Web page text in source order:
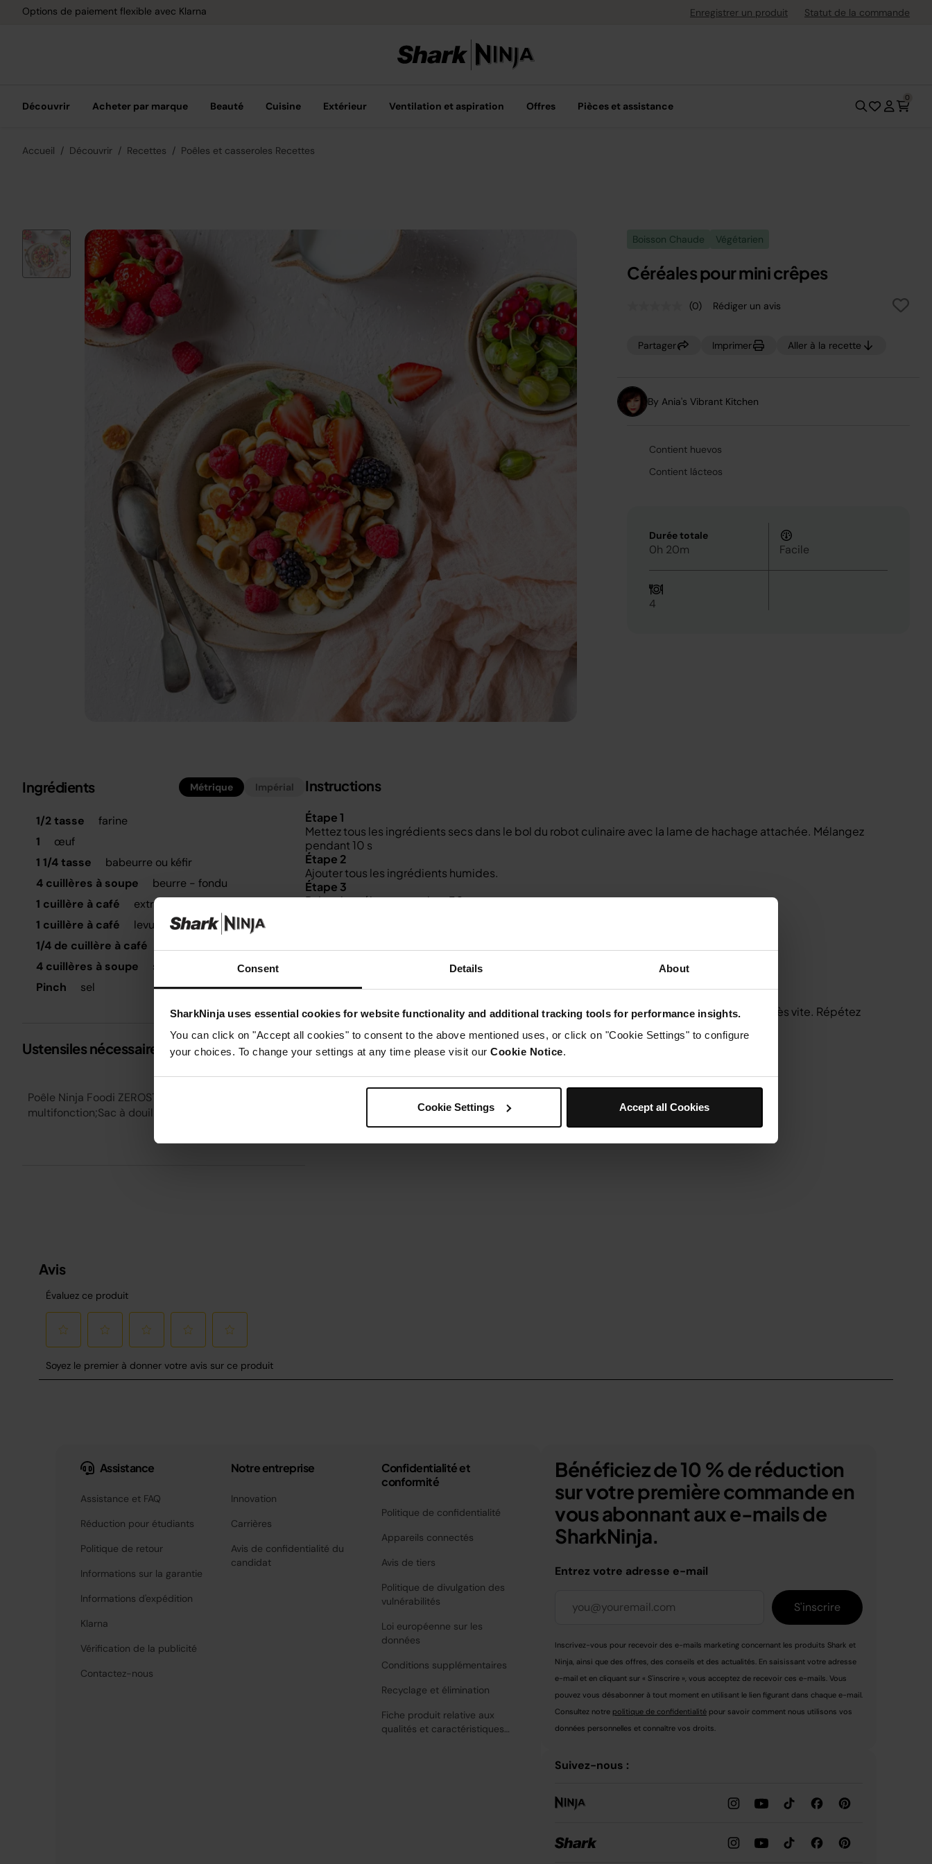
Consent Details About
SharkNinja uses essential cookies for website functionality and additional tracking tools for performance insights.
You can click on "Accept all cookies" to consent to the above mentioned uses, or click on "Cookie Settings" to configure
your choices. To change your settings at any time please visit our Cookie Notice.
Cookie Settings Accept all Cookies
Options de paiement flexible avec Klarna Livraison gratuite dès 40 € d'achatEnregistrer un produit Statut de la commande
Découvrir Acheter par marque Beauté Cuisine Extérieur Ventilation et aspiration Offres Pièces et assistance
0
Accueil Découvrir Recettes Poêles et casseroles Recettes
Boisson Chaude Végétarien
Céréales pour mini crêpes
Aucune
notation.
page.
(0) Rédiger un avis
Partager Imprimer Aller à la recette
By Ania's Vibrant Kitchen
Contient huevos
Contient lácteos
Durée totale
0h 20m Facile
4
Ingrédients Métrique Impérial
1/2 tasse
farine
1
œuf
1 1/4 tasse
babeurre ou kéfir
4 cuillères à soupe
beurre - fondu
1 cuillère à café
extrait de vanille
1 cuillère à café
levure chimique
1/4 de cuillère à café
4 cuillères à soupe
sucre
Pinch
sel
Ustensiles nécessaires
Poêle Ninja Foodi ZEROSTICK;Robots
multifonction;Sac à douille
Instructions
Étape 1
Mettez tous les ingrédients secs dans le bol du robot culinaire avec la lame de hachage attachée. Mélangez
pendant 10 s
Étape 2
Ajouter tous les ingrédients humides.
Étape 3
Pulsez le mélange pendant 30s
Assurez-vous que la poêle à frire est chaude et huilée avec votre graisse à frire préférée.
Pressez de nombreuses petites boules de pâte sur la poêle. Vérifiez-les, car elles cuisent très vite. Répétez
Étape 8
Servir comme des céréales, avec le lait préféré et des fruits.
Assistance
Assistance et FAQ
Réduction pour étudiants
Politique de retour
Informations sur la garantie
Informations d'expédition
Klarna
Vérification de la publicité
Contactez-nous
Notre entreprise
Innovation
Carrières
Avis de confidentialité du
candidat
Confidentialité et
conformité
Politique de confidentialité
Appareils connectés
Avis de tiers
Politique de divulgation des
vulnérabilités
Loi européenne sur les
données
Conditions supplémentaires
Recyclage et élimination
Fiche produit relative aux
qualités et caractéristiques
Bénéficiez de 10 % de réduction
sur votre première commande en
vous abonnant aux e-mails de
SharkNinja.
Entrez votre adresse e-mail
S'inscrire
Inscrivez-vous pour recevoir des e-mails marketing concernant les produits Shark et
Ninja, ainsi que des offres, des conseils et des actualités. En saisissant votre adresse
e-mail et en cliquant sur « S'inscrire », vous acceptez de recevoir ces e-mails. Vous
pouvez vous désabonner à tout moment en utilisant le lien figurant dans chaque e-mail.
Consultez notre politique de confidentialité pour savoir comment nous utilisons vos
données personnelles et connaître vos droits.
Suivez-nous :